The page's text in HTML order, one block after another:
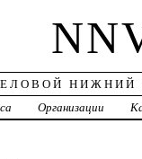
НИЖНИЙ
Организации